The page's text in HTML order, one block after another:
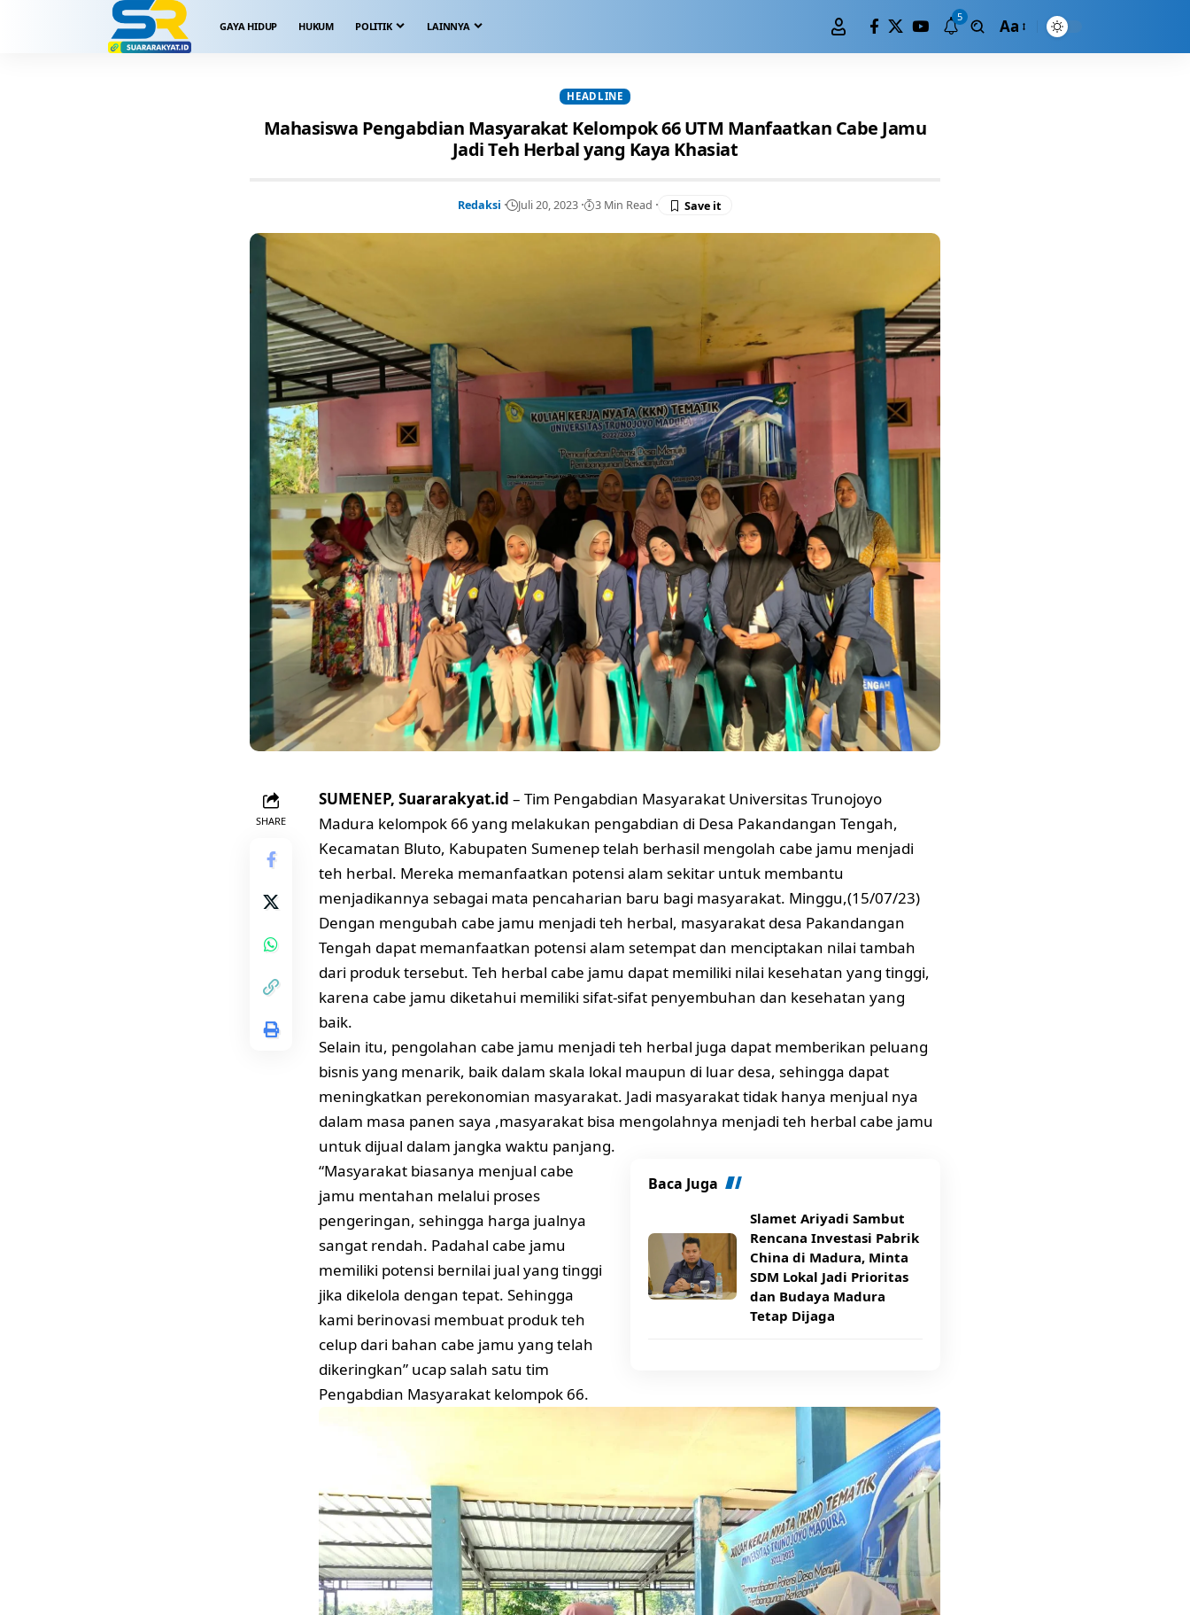
GAYA HIDUP HUKUM POLITIK LAINNYA
5 Aa
HEADLINE
Mahasiswa Pengabdian Masyarakat Kelompok 66 UTM Manfaatkan Cabe Jamu
Jadi Teh Herbal yang Kaya Khasiat
Redaksi Juli 20, 2023 3 Min Read
SHARE
SUMENEP, Suararakyat.id – Tim Pengabdian Masyarakat Universitas Trunojoyo
Madura kelompok 66 yang melakukan pengabdian di Desa Pakandangan Tengah,
Kecamatan Bluto, Kabupaten Sumenep telah berhasil mengolah cabe jamu menjadi
teh herbal. Mereka memanfaatkan potensi alam sekitar untuk membantu
menjadikannya sebagai mata pencaharian baru bagi masyarakat. Minggu,(15/07/23)
Dengan mengubah cabe jamu menjadi teh herbal, masyarakat desa Pakandangan
Tengah dapat memanfaatkan potensi alam setempat dan menciptakan nilai tambah
dari produk tersebut. Teh herbal cabe jamu dapat memiliki nilai kesehatan yang tinggi,
karena cabe jamu diketahui memiliki sifat-sifat penyembuhan dan kesehatan yang
baik.
Selain itu, pengolahan cabe jamu menjadi teh herbal juga dapat memberikan peluang
bisnis yang menarik, baik dalam skala lokal maupun di luar desa, sehingga dapat
meningkatkan perekonomian masyarakat. Jadi masyarakat tidak hanya menjual nya
dalam masa panen saya ,masyarakat bisa mengolahnya menjadi teh herbal cabe jamu
untuk dijual dalam jangka waktu panjang.
Baca Juga
Slamet Ariyadi Sambut
Rencana Investasi Pabrik
China di Madura, Minta
SDM Lokal Jadi Prioritas
dan Budaya Madura
Tetap Dijaga
“Masyarakat biasanya menjual cabe
jamu mentahan melalui proses
pengeringan, sehingga harga jualnya
sangat rendah. Padahal cabe jamu
memiliki potensi bernilai jual yang tinggi
jika dikelola dengan tepat. Sehingga
kami berinovasi membuat produk teh
celup dari bahan cabe jamu yang telah
dikeringkan” ucap salah satu tim
Pengabdian Masyarakat kelompok 66.